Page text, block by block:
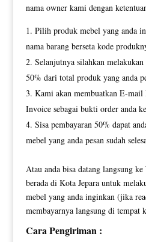
nama owner kami dengan
Pilih produk mebel yang anda
nama barang berseta kode
Selanjutnya silahkan
50% dari total produk yang anda
Kami akan membuatkan E-
Invoice sebagai bukti order anda
Sisa pembayaran 50% dapat
mebel yang anda pesan sudah
Atau anda bisa datang langsung
berada di Kota Jepara untuk
mebel yang anda inginkan (jika
membayarnya langsung di tempat
Cara Pengiriman :